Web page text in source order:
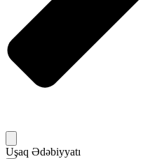
Uşaq Ədəbiyyatı